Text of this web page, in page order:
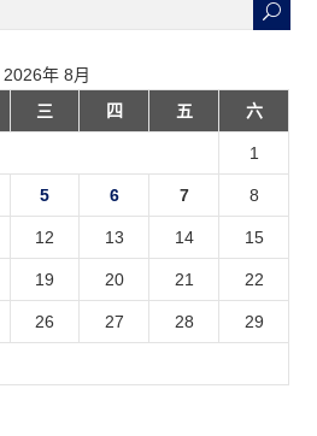
2026年 8月
三 四 五 六
1
5 6 7 8
12 13 14 15
19 20 21 22
26 27 28 29